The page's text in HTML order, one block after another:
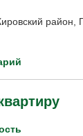
район,